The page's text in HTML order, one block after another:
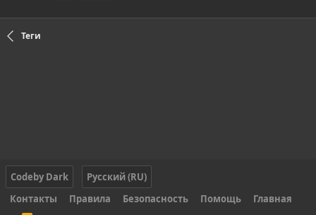
Теги
Codeby Dark
Русский (RU)
Контакты
Правила Безопасность Помощь Главная